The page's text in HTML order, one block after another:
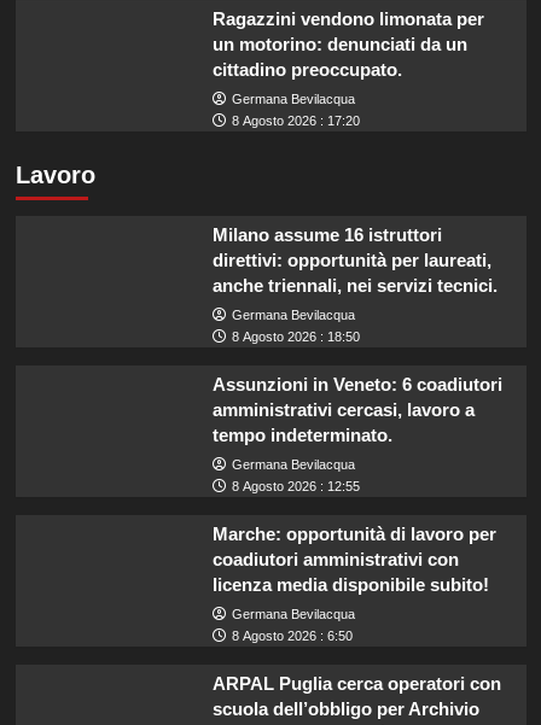
Ragazzini vendono limonata per
un motorino: denunciati da un
cittadino preoccupato.
Germana Bevilacqua
8 Agosto 2026 : 17:20
Lavoro
Milano assume 16 istruttori
direttivi: opportunità per laureati,
anche triennali, nei servizi tecnici.
Germana Bevilacqua
8 Agosto 2026 : 18:50
Assunzioni in Veneto: 6 coadiutori
amministrativi cercasi, lavoro a
tempo indeterminato.
Germana Bevilacqua
8 Agosto 2026 : 12:55
Marche: opportunità di lavoro per
coadiutori amministrativi con
licenza media disponibile subito!
Germana Bevilacqua
8 Agosto 2026 : 6:50
ARPAL Puglia cerca operatori con
scuola dell’obbligo per Archivio